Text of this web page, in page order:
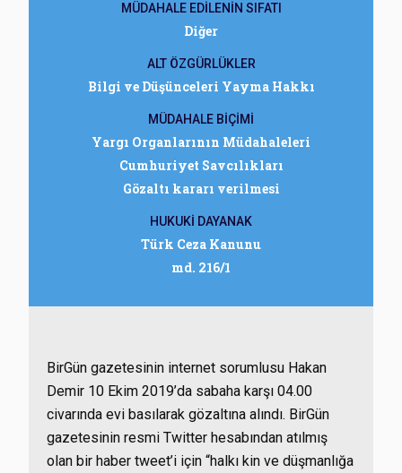
MÜDAHALE EDİLENİN SIFATI
Diğer
ALT ÖZGÜRLÜKLER
Bilgi ve Düşünceleri Yayma Hakkı
MÜDAHALE BİÇİMİ
Yargı Organlarının Müdahaleleri
Cumhuriyet Savcılıkları
Gözaltı kararı verilmesi
HUKUKİ DAYANAK
Türk Ceza Kanunu
md. 216/1
BirGün gazetesinin internet sorumlusu Hakan
Demir 10 Ekim 2019’da sabaha karşı 04.00
civarında evi basılarak gözaltına alındı. BirGün
gazetesinin resmi Twitter hesabından atılmış
olan bir haber tweet’i için “halkı kin ve düşmanlığa